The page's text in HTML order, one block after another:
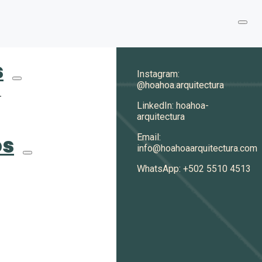
Instagram:
@hoahoa.arquitectura
LinkedIn: hoahoa-
arquitectura
Email:
info@hoahoaarquitectura.com
WhatsApp: +502 5510 4513